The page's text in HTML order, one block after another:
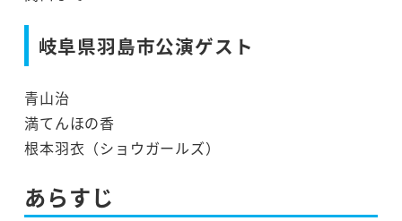
岐阜県羽島市公演ゲスト
青山治
満てんほの香
根本羽衣（ショウガールズ）
あらすじ